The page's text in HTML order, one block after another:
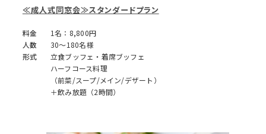
≪成人式同窓会≫スタンダードプラン
料金
1名：8,800円
人数
30～180名様
形式
立食ブッフェ・着席ブッフェ
ハーフコース料理
（前菜/スープ/メイン/デザート）
＋飲み放題（2時間）